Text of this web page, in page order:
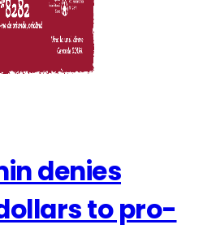
denies
to pro-